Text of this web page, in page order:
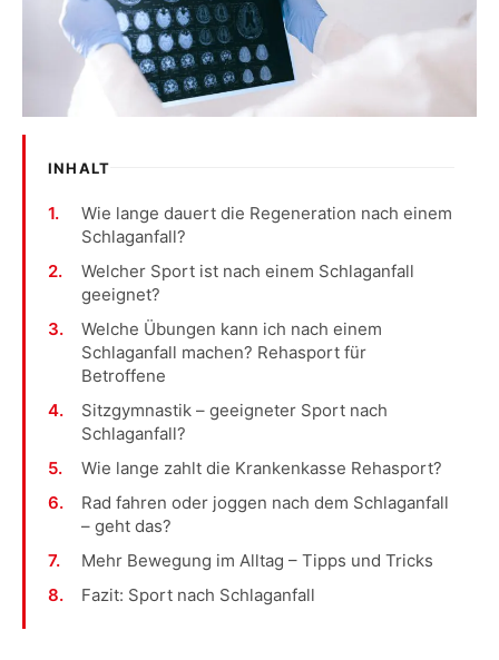
INHALT
Wie lange dauert die Regeneration nach einem
Schlaganfall?
Welcher Sport ist nach einem Schlaganfall
geeignet?
Welche Übungen kann ich nach einem
Schlaganfall machen? Rehasport für
Betroffene
Sitzgymnastik – geeigneter Sport nach
Schlaganfall?
Wie lange zahlt die Krankenkasse Rehasport?
Rad fahren oder joggen nach dem Schlaganfall
– geht das?
Mehr Bewegung im Alltag – Tipps und Tricks
Fazit: Sport nach Schlaganfall